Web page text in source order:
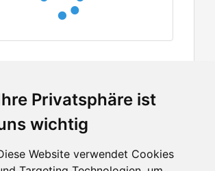
Privatsphäre ist
wichtig
Website verwendet Cookies
found